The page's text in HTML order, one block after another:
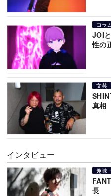
コラ
JOI
性の
文芸
真相
インタビュー
趣味
長